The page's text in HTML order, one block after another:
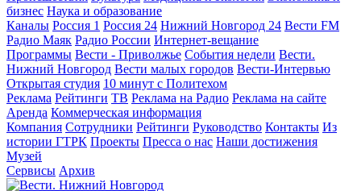
бизнес Наука и образование
Каналы Россия 1 Россия 24 Нижний Новгород 24 Вести FM
Радио Маяк Радио России Интернет-вещание
Программы Вести - Приволжье События недели Вести.
Нижний Новгород Вести малых городов Вести-Интервью
Открытая студия 10 минут с Политехом
Реклама Рейтинги ТВ Реклама на Радио Реклама на сайте
Аренда Коммерческая информация
Компания Сотрудники Рейтинги Руководство Контакты Из
истории ГТРК Проекты Пресса о нас Наши достижения
Музей
Сервисы Архив